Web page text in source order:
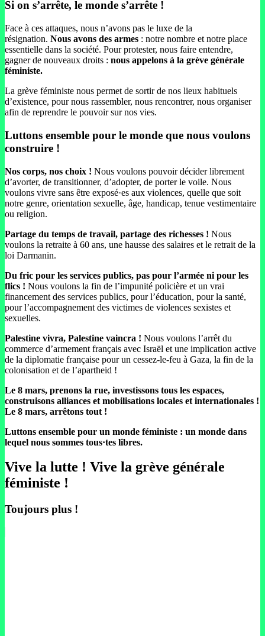
Si on s’arrête, le monde s’arrête !
Face à ces attaques, nous n’avons pas le luxe de la
résignation. Nous avons des armes : notre nombre et notre place
essentielle dans la société. Pour protester, nous faire entendre,
gagner de nouveaux droits : nous appelons à la grève générale
féministe.
La grève féministe nous permet de sortir de nos lieux habituels
d’existence, pour nous rassembler, nous rencontrer, nous organiser
afin de reprendre le pouvoir sur nos vies.
Luttons ensemble pour le monde que nous voulons
construire !
Nos corps, nos choix ! Nous voulons pouvoir décider librement
d’avorter, de transitionner, d’adopter, de porter le voile. Nous
voulons vivre sans être exposé·es aux violences, quelle que soit
notre genre, orientation sexuelle, âge, handicap, tenue vestimentaire
ou religion.
Partage du temps de travail, partage des richesses ! Nous
voulons la retraite à 60 ans, une hausse des salaires et le retrait de la
loi Darmanin.
Du fric pour les services publics, pas pour l’armée ni pour les
flics ! Nous voulons la fin de l’impunité policière et un vrai
financement des services publics, pour l’éducation, pour la santé,
pour l’accompagnement des victimes de violences sexistes et
sexuelles.
Palestine vivra, Palestine vaincra ! Nous voulons l’arrêt du
commerce d’armement français avec Israël et une implication active
de la diplomatie française pour un cessez-le-feu à Gaza, la fin de la
colonisation et de l’apartheid !
Le 8 mars, prenons la rue, investissons tous les espaces,
construisons alliances et mobilisations locales et internationales !
Le 8 mars, arrêtons tout !
Luttons ensemble pour un monde féministe : un monde dans
lequel nous sommes tous·tes libres.
Vive la lutte ! Vive la grève générale
féministe !
Toujours plus !